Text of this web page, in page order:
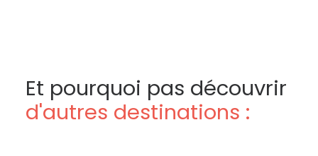
Et pourquoi pas découvrir
d'autres destinations :